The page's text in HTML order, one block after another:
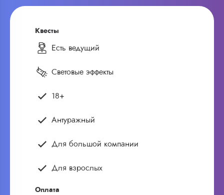
Квесты
Есть ведущий
Световые эффекты
18+
Антуражный
Для большой компании
Для взрослых
Оплата